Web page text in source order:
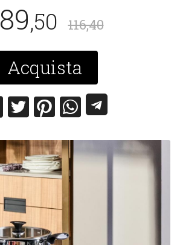
89,50 116,40
Acquista